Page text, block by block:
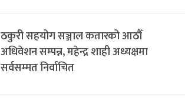
ठकुरी सहयोग सञ्जाल कतारको आठौँ
अधिवेशन सम्पन्न, महेन्द्र शाही अध्यक्षमा
सर्वसम्मत निर्वाचित